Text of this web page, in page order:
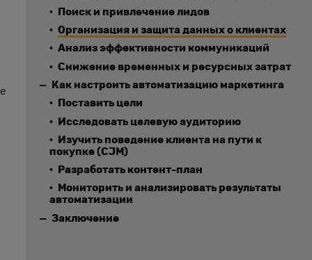
Поиск и привлечение лидов
Организация и защита данных о клиентах
Анализ эффективности коммуникаций
Снижение временных и ресурсных затрат
Как настроить автоматизацию маркетинга
Поставить цели
Исследовать целевую аудиторию
Изучить поведение клиента на пути к
покупке (CJM)
Разработать контент-план
Мониторить и анализировать результаты
автоматизации
Заключение